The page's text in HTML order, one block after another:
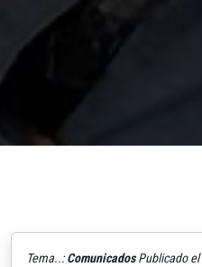
Tema..:ComunicadosPublicado el